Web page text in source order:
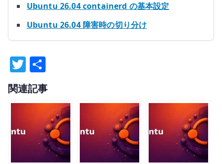
Ubuntu 26.04 containerd の基本設定
Ubuntu 26.04 障害時の切り分け
T
w
it
r
有
関連記事